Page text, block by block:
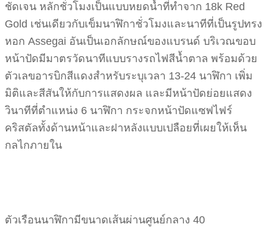
ชัดเจน หลักชั่วโมงเป็นแบบหยดน้ำที่ทำจาก 18k Red
Gold เช่นเดียวกับเข็มนาฬิกาชั่วโมงและนาทีที่เป็นรูปทรง
หอก Assegai อันเป็นเอกลักษณ์ของแบรนด์ บริเวณขอบ
หน้าปัดมีมาตรวัดนาทีแบบรางรถไฟสีน้ำตาล พร้อมด้วย
ตัวเลขอารบิกสีแดงสำหรับระบุเวลา 13-24 นาฬิกา เพิ่ม
มิติและสีสันให้กับการแสดงผล และมีหน้าปัดย่อยแสดง
วินาทีที่ตำแหน่ง 6 นาฬิกา กระจกหน้าปัดแซฟไฟร์
คริสตัลทั้งด้านหน้าและฝาหลังแบบเปลือยที่เผยให้เห็น
กลไกภายใน
ตัวเรือนนาฬิกามีขนาดเส้นผ่านศูนย์กลาง 40